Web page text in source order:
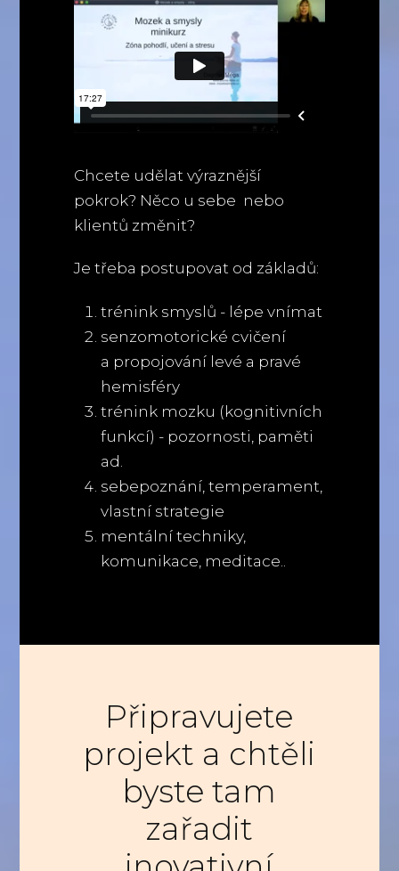
Chcete udělat výraznější
pokrok? Něco u sebe nebo
klientů změnit?
Je třeba postupovat od základů:
trénink smyslů - lépe vnímat
senzomotorické cvičení
a propojování levé a pravé
hemisféry
trénink mozku (kognitivních
funkcí) - pozornosti, paměti
ad.
sebepoznání, temperament,
vlastní strategie
mentální techniky,
komunikace, meditace..
Připravujete
projekt a chtěli
byste tam
zařadit